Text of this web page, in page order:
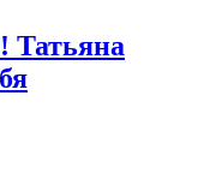
Татьяна